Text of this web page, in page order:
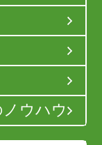
ノウハウ